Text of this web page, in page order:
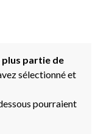
partie de
sélectionné et
pourraient